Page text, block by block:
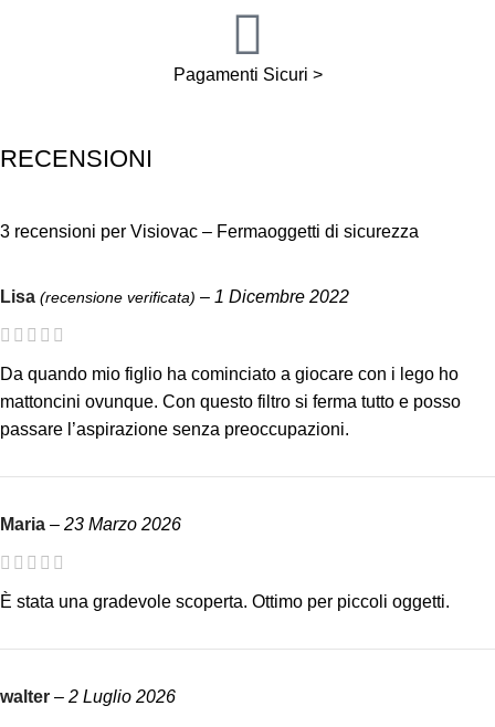
Pagamenti Sicuri >
RECENSIONI
3 recensioni per Visiovac – Fermaoggetti di sicurezza
Lisa (recensione verificata) – 1 Dicembre 2022
Da quando mio figlio ha cominciato a giocare con i lego ho
mattoncini ovunque. Con questo filtro si ferma tutto e posso
passare l’aspirazione senza preoccupazioni.
Maria – 23 Marzo 2026
È stata una gradevole scoperta. Ottimo per piccoli oggetti.
walter – 2 Luglio 2026